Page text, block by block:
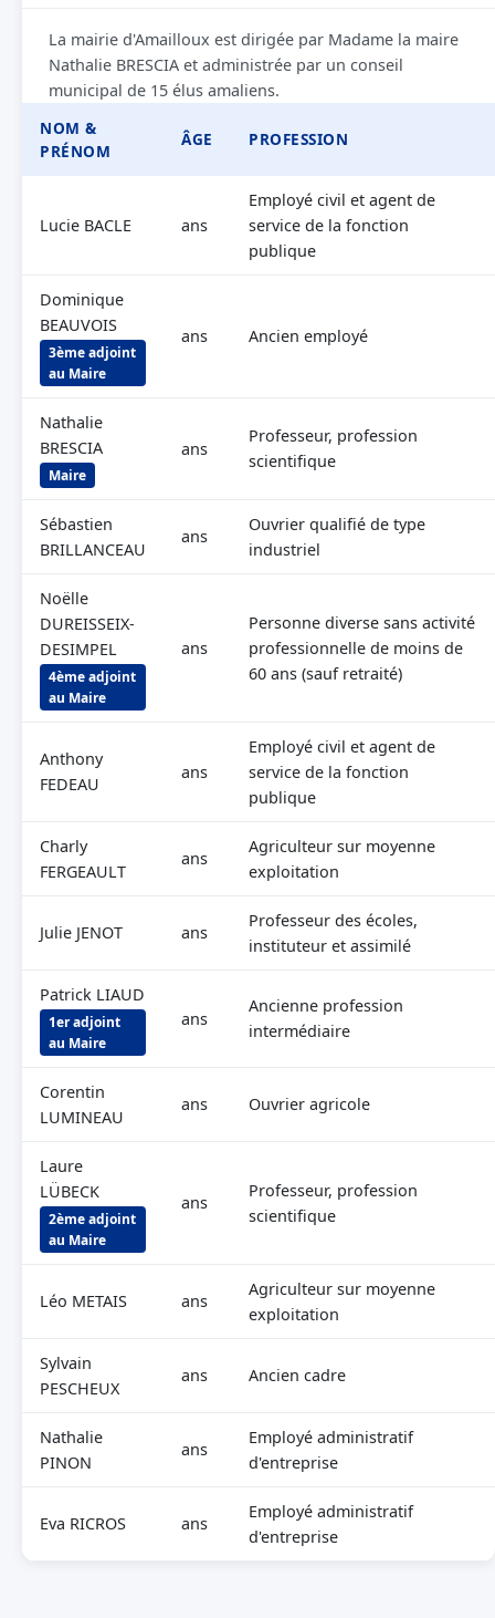
La mairie d'Amailloux est dirigée par Madame la maire
Nathalie BRESCIA et administrée par un conseil
municipal de 15 élus amaliens.
NOM &
PRÉNOM
ÂGE PROFESSION
Lucie BACLE ans
Employé civil et agent de
service de la fonction
publique
Dominique
BEAUVOIS
3ème adjoint
au Maire
ans Ancien employé
Nathalie
BRESCIA
Maire
ans
Professeur, profession
scientifique
Sébastien
BRILLANCEAU
ans
Ouvrier qualifié de type
industriel
Noëlle
DUREISSEIX-
DESIMPEL
4ème adjoint
au Maire
ans
Personne diverse sans activité
professionnelle de moins de
60 ans (sauf retraité)
Anthony
FEDEAU
ans
Employé civil et agent de
service de la fonction
publique
Charly
FERGEAULT
ans
Agriculteur sur moyenne
exploitation
Julie JENOT ans
Professeur des écoles,
instituteur et assimilé
Patrick LIAUD
1er adjoint
au Maire
ans
Ancienne profession
intermédiaire
Corentin
LUMINEAU
ans Ouvrier agricole
Laure
LÜBECK
2ème adjoint
au Maire
ans
Professeur, profession
scientifique
Léo METAIS ans
Agriculteur sur moyenne
exploitation
Sylvain
PESCHEUX
ans Ancien cadre
Nathalie
PINON
ans
Employé administratif
d'entreprise
Eva RICROS ans
Employé administratif
d'entreprise